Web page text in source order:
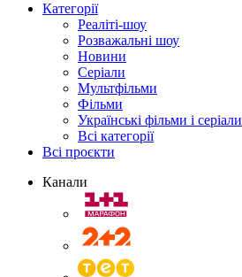
Категорії
Реаліті-шоу
Розважальні шоу
Новини
Серіали
Мультфільми
Фільми
Українські фільми і серіали
Всі категорії
Всі проєкти
Канали